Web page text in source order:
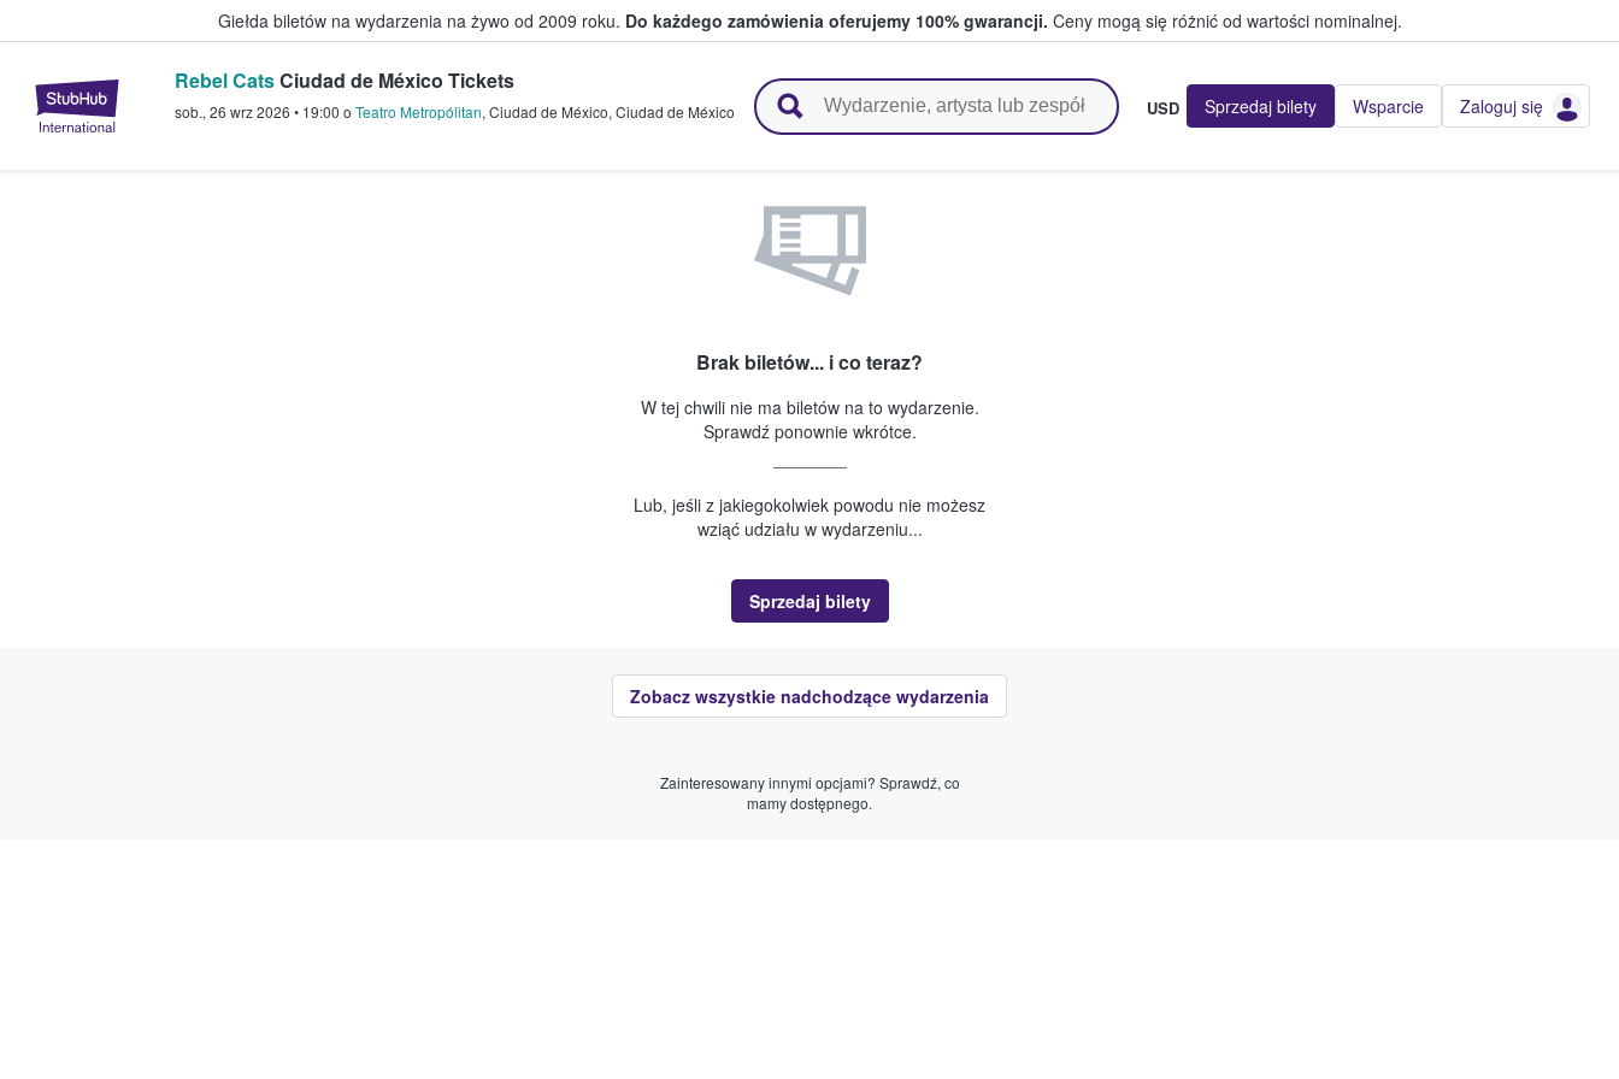
Giełda biletów na wydarzenia na żywo od 2009 roku. Do każdego zamówienia oferujemy 100% gwarancji. Ceny mogą się różnić od wartości nominalnej.
StubHub — miejsce, w którym fani i kibice kupują i sprzedają bilety
Rebel CatsCiudad de México Tickets
sob., 26 wrz 2026 • 19:00 o Teatro Metropólitan, Ciudad de México, Ciudad de México USD Sprzedaj bilety Wsparcie Zaloguj się
Brak biletów... i co teraz?
W tej chwili nie ma biletów na to wydarzenie.
Sprawdź ponownie wkrótce.
Lub, jeśli z jakiegokolwiek powodu nie możesz
wziąć udziału w wydarzeniu...
Sprzedaj bilety
Zobacz wszystkie nadchodzące wydarzenia
Zainteresowany innymi opcjami? Sprawdź, co
mamy dostępnego.